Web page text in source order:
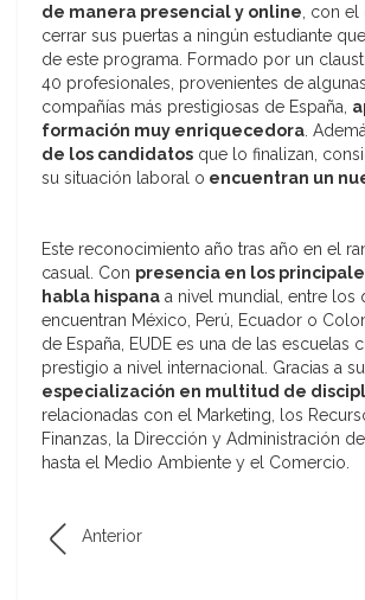
de manera presencial y online, con el
cerrar sus puertas a ningún estudiante
de este programa. Formado por un
40 profesionales, provenientes de
compañías más prestigiosas de España,
formación muy enriquecedora.
de los candidatos que lo finalizan,
su situación laboral o encuentran un
Este reconocimiento año tras año en el
casual. Con presencia en los
habla hispana a nivel mundial, entre los
encuentran México, Perú, Ecuador o
de España, EUDE es una de las escuelas
prestigio a nivel internacional. Gracias a su
especialización en multitud de
relacionadas con el Marketing, los
Finanzas, la Dirección y Administración
hasta el Medio Ambiente y el Comercio.
Anterior